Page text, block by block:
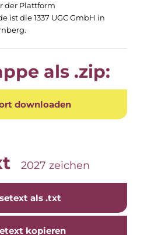
Investment Management
GMBH
- Fotografie
der Plattform
ist die 1337 UGC GmbH in
als .zip:
downloaden
2027 zeichen
als .txt
kopieren